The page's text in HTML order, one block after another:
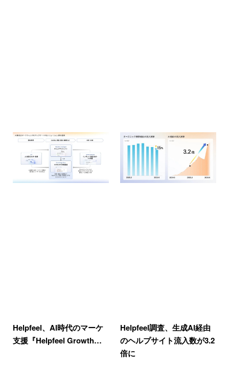
Helpfeel、AI時代のマーケ
支援『Helpfeel Growth…
Helpfeel調査、生成AI経由
のヘルプサイト流入数が3.2
倍に